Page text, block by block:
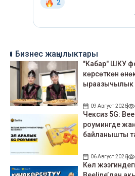
Бизнес жаңылыктары
"Кабар" ШКУ
көрсөткөн
ыраазычылык
09 Август 2026
Чексиз 5G:
роумингде
байланышты
06 Август 2026
Көл